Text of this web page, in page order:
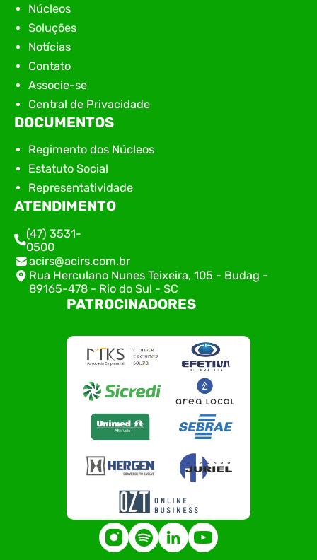
Núcleos
Soluções
Notícias
Contato
Associe-se
Central de Privacidade
DOCUMENTOS
Regimento dos Núcleos
Estatuto Social
Representatividade
ATENDIMENTO
(47) 3531-
0500
acirs@acirs.com.br
Rua Herculano Nunes Teixeira, 105 - Budag -
89165-478 - Rio do Sul - SC
PATROCINADORES